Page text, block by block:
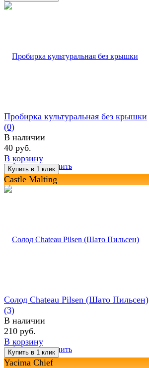
избранное сравнить
Пробирка культуральная без крышки
(0)
В наличии
40 руб.
В корзину
Castle Malting
избранное сравнить
Солод Chateau Pilsen (Шато Пильсен)
(3)
В наличии
210 руб.
В корзину
Yacima Chief